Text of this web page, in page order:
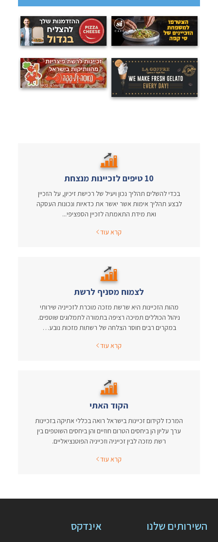
10 טיפים לזכיינות מנצחת
בכדי להשלים תהליך נכון ויעיל של רכישת זיכיון, על הזכיין
לבצע תהליך אימות אשר יאשר את כדאיות ונכונות העסקה
ואת מידת התאמתה לזכיין הספציפי...
קרא עוד
לצמוח מסניף לרשת
מהות הזכיינות היא שרשת מזכה מוכרת לזכייניה שירותי
ניהול הכוללים תמיכה רציפה בתמורה לתמלוגים שוטפים.
במקרים רבים חוסר הצלחה של רשתות מזכות נובע…
קרא עוד
הקוד האתי
המרכז לקידום זכיינות בישראל רואה בכללי אתיקה בזכיינות
ערך עליון הן ביחסים הטרום חוזיים והן ביחסים השוטפים בין
רשת מזכה לבין זכייניה וזכייניה הפוטנציאליים.
קרא עוד
השירותים שלנו אינדקס